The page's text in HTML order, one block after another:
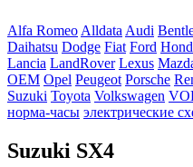
Alfa Romeo Alldata Audi
Daihatsu Dodge Fiat Ford
Lancia LandRover Lexus
OEM Opel Peugeot Porsche
Suzuki Toyota Volkswagen
норма-часы электрические
Suzuki SX4